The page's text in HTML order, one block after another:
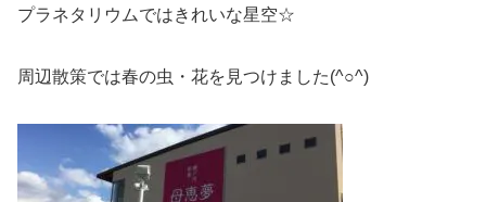
プラネタリウムではきれいな星空☆
周辺散策では春の虫・花を見つけました(^○^)